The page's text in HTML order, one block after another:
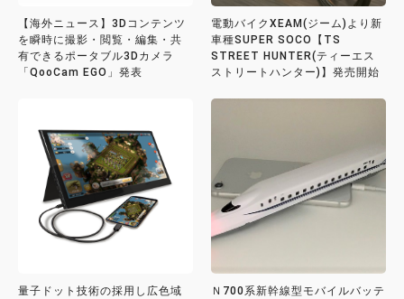
【海外ニュース】3Dコンテンツ
を瞬時に撮影・閲覧・編集・共
有できるポータブル3Dカメラ
「QooCam EGO」発表
電動バイクXEAM(ジーム)より新
車種SUPER SOCO【TS
STREET HUNTER(ティーエス
ストリートハンター)】発売開始
量子ドット技術の採用し広色域
Ｎ700系新幹線型モバイルバッテ